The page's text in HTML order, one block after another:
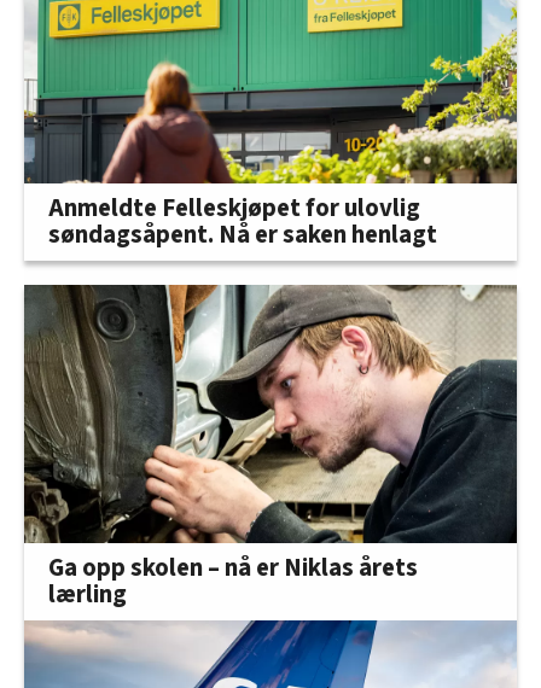
Anmeldte Felleskjøpet for ulovlig
søndagsåpent. Nå er saken henlagt
Ga opp skolen – nå er Niklas årets
lærling